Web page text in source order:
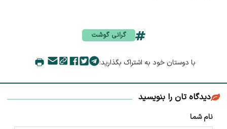
گرانی گوشت
با دوستان خود به اشتراک بگذارید:
دیدگاه تان را بنویسید
نام شما